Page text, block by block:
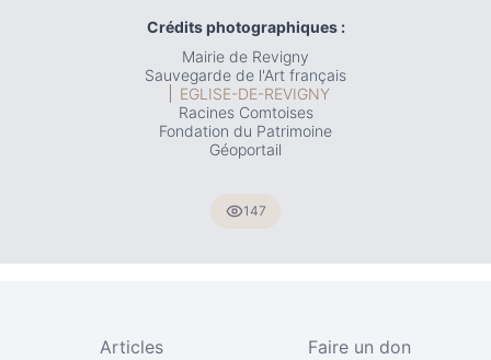
Crédits photographiques :
Mairie de Revigny
Sauvegarde de l'Art français
EGLISE-DE-REVIGNY
Racines Comtoises
Fondation du Patrimoine
Géoportail
147
Articles
Faire un don